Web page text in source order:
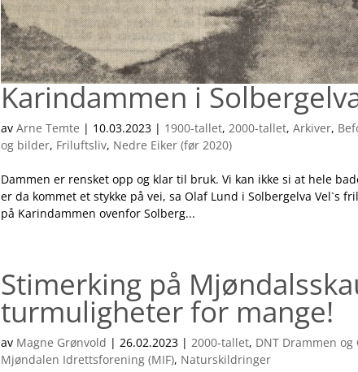
Karindammen i
avArne Temte | 10.03.2023 | 1900-tallet, 2000-tallet,Arkiver,
og bilder, Friluftsliv, Nedre Eiker (før 2020)
Dammen er rensket opp og klar til bruk. Vi kan ikke si at hele
er da kommet et stykke på vei, sa Olaf Lund i Solbergelva Vel`s
på Karindammen ovenfor Solberg...
Stimerking på
turmuligheter for mange!
av Magne Grønvold | 26.02.2023 | 2000-tallet, DNT Drammen og
Mjøndalen Idrettsforening (MIF), Naturskildringer